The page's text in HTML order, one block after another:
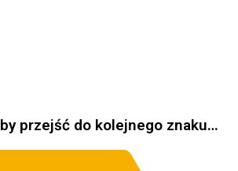
przejść do kolejnego znaku…